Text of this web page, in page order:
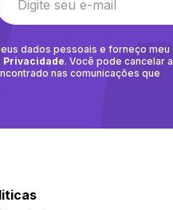
dados pessoais e forneço meu
Privacidade. Você pode cancelar a
nas comunicações que